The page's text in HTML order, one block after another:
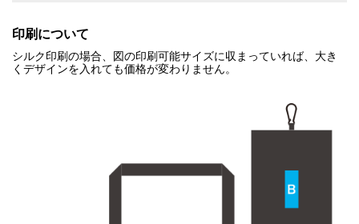
印刷について
シルク印刷の場合、図の印刷可能サイズに収まっていれば、大き
くデザインを入れても価格が変わりません。